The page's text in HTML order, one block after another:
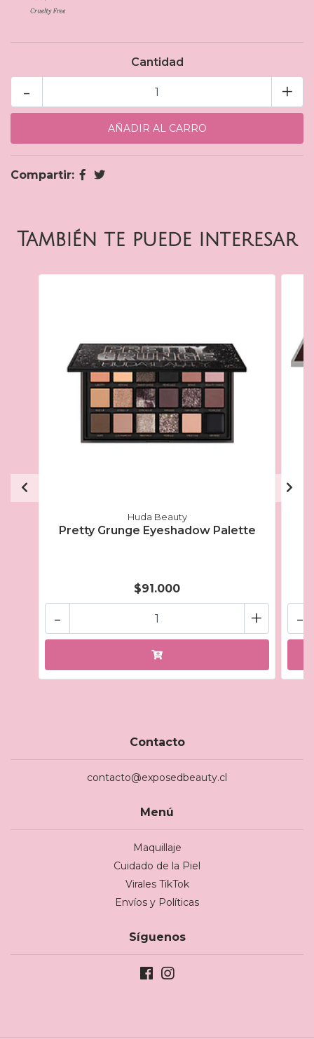
Cantidad
+
-
Compartir:
También te puede interesar
Huda Beauty
Pretty Grunge Eyeshadow Palette
$91.000
+
- -
Contacto
contacto@exposedbeauty.cl
Menú
Maquillaje
Cuidado de la Piel
Virales TikTok
Envíos y Políticas
Síguenos